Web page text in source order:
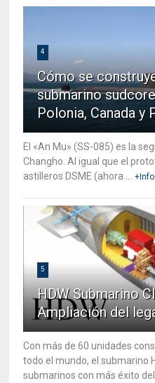
4
Cómo se
submarino
Polonia, Canada y
El «An Mu» (SS-085) es la
Changho. Al igual que el
astilleros DSME (ahora ...
+Info
5
HDW Submarino
Ampliación del
Con más de 60 unidades
todo el mundo, el submarino
submarinos con más éxito del